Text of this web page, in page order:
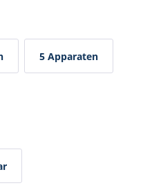
5 Apparaten